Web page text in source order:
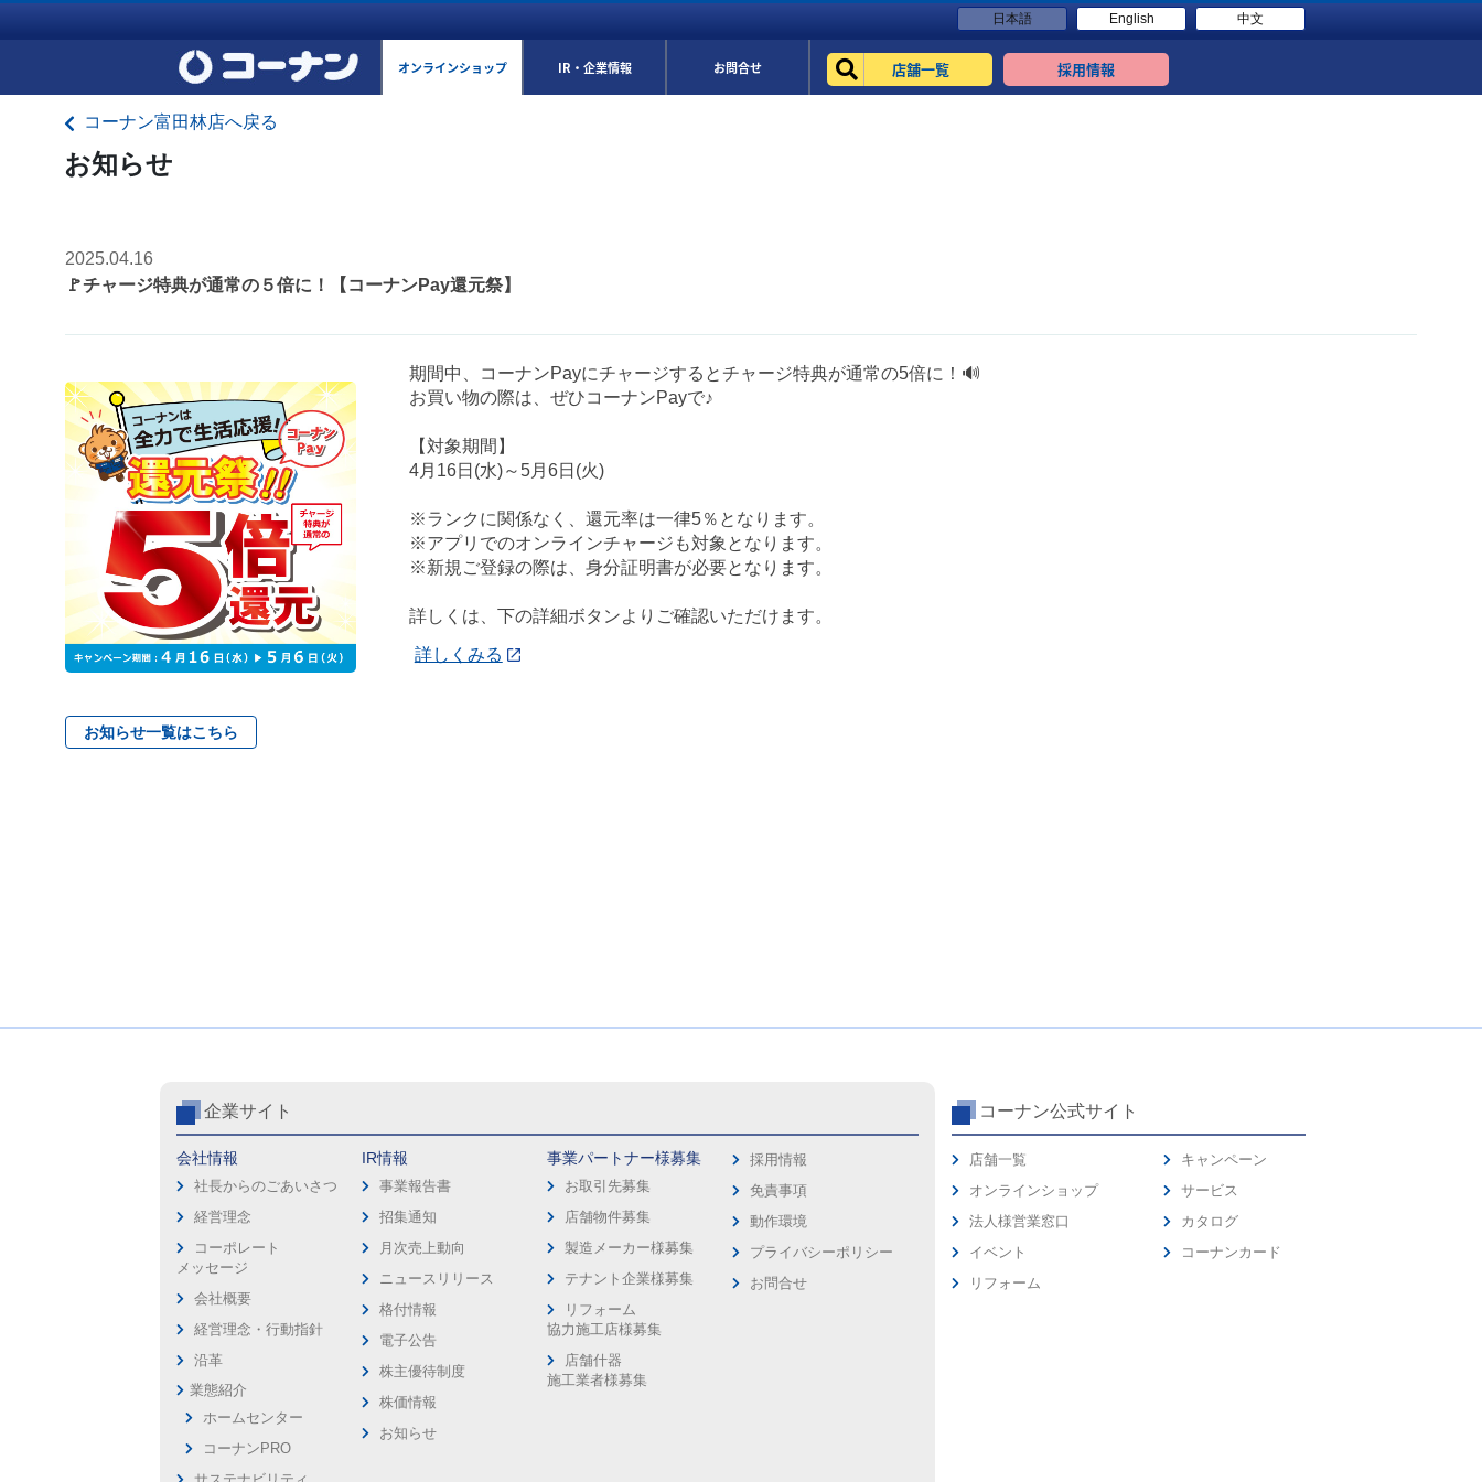
日本語 English 中文
オンラインショップ IR・企業情報 お問合せ 店舗一覧 採用情報
コーナン富田林店へ戻る
お知らせ
2025.04.16
🚩チャージ特典が通常の５倍に！【コーナンPay還元祭】
期間中、コーナンPayにチャージするとチャージ特典が通常の5倍に！🔊
お買い物の際は、ぜひコーナンPayで♪
【対象期間】
4月16日(水)～5月6日(火)
※ランクに関係なく、還元率は一律5％となります。
※アプリでのオンラインチャージも対象となります。
※新規ご登録の際は、身分証明書が必要となります。
詳しくは、下の詳細ボタンよりご確認いただけます。
詳しくみる
お知らせ一覧はこちら
企業サイト
会社情報
社長からのごあいさつ
経営理念
コーポレート
メッセージ
会社概要
経営理念・行動指針
沿革
業態紹介
ホームセンター
コーナンPRO
IR情報
事業報告書
招集通知
月次売上動向
ニュースリリース
格付情報
電子公告
株主優待制度
株価情報
お知らせ
事業パートナー様募集
お取引先募集
店舗物件募集
製造メーカー様募集
テナント企業様募集
リフォーム
協力施工店様募集
店舗什器
施工業者様募集
採用情報
免責事項
動作環境
プライバシーポリシー
お問合せ
コーナン公式サイト
店舗一覧
オンラインショップ
法人様営業窓口
イベント
リフォーム
キャンペーン
サービス
カタログ
コーナンカード